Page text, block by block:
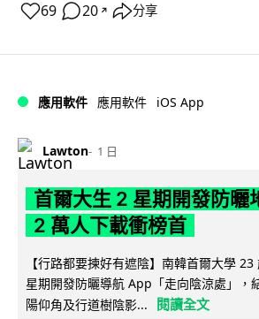
69 20 ↗ 分享
應用軟件 應用軟件 iOS App
Lawton 1 日
首爾大生 2 星期開發防曬
2 萬人下載衝榜首
【行路都要揀好有遮陰】南韓首爾大學
星期開發防曬導航 App「走向陰涼處」，
陽仰角及行道樹陰影...
閱讀全文